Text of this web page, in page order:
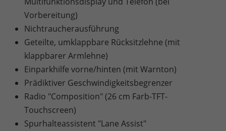
Vorbereitung)
Nichtraucherausführung
Geteilte, umklappbare Rücksitzlehne (mit
klappbarer Armlehne)
Einparkhilfe vorne/hinten (mit Warnton)
Prädiktiver Geschwindigkeitsbegrenzer
Radio "Composition" (26 cm Farb-TFT-
Touchscreen)
Spurhalteassistent "Lane Assist"